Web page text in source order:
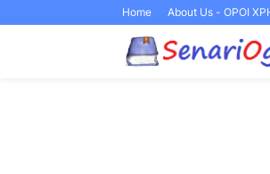
Home About Us - ΟΡΟΙ